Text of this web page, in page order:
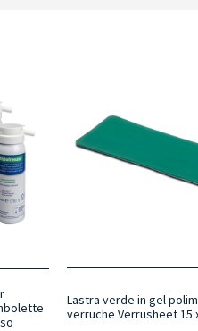
Lastra verde in gel
verruche Verrusheet 15